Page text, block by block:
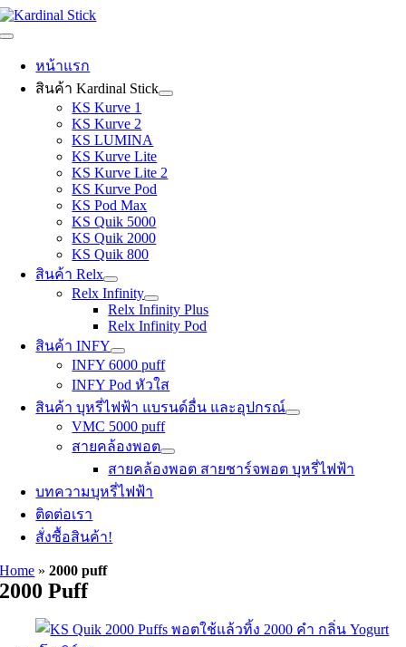
Skip
to
Toggle
Navigation
หน้าแรก
สินค้า Kardinal Stick
KS Kurve 1
KS Kurve 2
KS LUMINA
KS Kurve Lite
KS Kurve Lite 2
KS Kurve Pod
KS Pod Max
KS Quik 5000
KS Quik 2000
KS Quik 800
สินค้า Relx
Relx Infinity
Relx Infinity Plus
Relx Infinity Pod
สินค้า INFY
INFY 6000 puff
INFY Pod หัวใส
สินค้า บุหรี่ไฟฟ้า แบรนด์อื่น และอุปกรณ์
VMC 5000 puff
สายคล้องพอต
สายคล้องพอต สายชาร์จพอต บุหรี่ไฟฟ้า
บทความบุหรี่ไฟฟ้า
ติดต่อเรา
สั่งซื้อสินค้า!
Home »2000 puff
2000 Puff